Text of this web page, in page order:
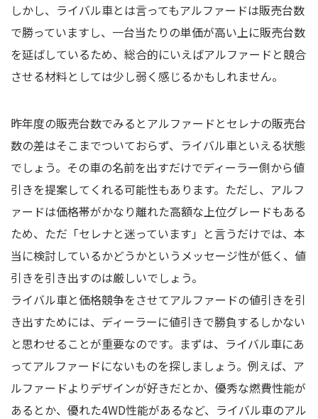
しかし、ライバル車とは言ってもアルファードは販売台数
で勝っていますし、一台当たりの単価が高い上に販売台数
を延ばしているため、総合的にいえばアルファードと競合
させる材料としては少し弱く感じるかもしれません。
昨年度の販売台数でみるとアルファードとセレナの販売台
数の差はそこまでついておらず、ライバル車といえる状態
でしょう。その車の名前を出すだけでディーラー側から値
引きを提案してくれる可能性もあります。ただし、アルフ
ァードは価格帯がかなり離れた高額な上位グレードもある
ため、ただ「セレナと迷っています」と言うだけでは、本
当に検討しているかどうかというメッセージ性が低く、値
引きを引き出すのは厳しいでしょう。
ライバル車と価格競争をさせてアルファードの値引きを引
き出すためには、ディーラーに値引きで勝負するしかない
と思わせることが重要なのです。まずは、ライバル車にあ
ってアルファードにないものを探しましょう。例えば、ア
ルファードよりデザインが好きだとか、優秀な燃費性能が
あるとか、優れた4WD性能があるなど、ライバル車のアル